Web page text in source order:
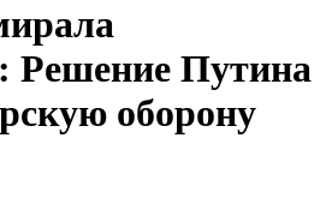
Решение Путина
оборону